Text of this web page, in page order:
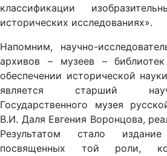
классификации
исторических исследованиях».
Напомним, научно-
архивов – музеев –
обеспечении исторической
является старший
Государственного музея
В.И. Даля Евгения Воронцова,
Результатом стало
посвященных той роли,